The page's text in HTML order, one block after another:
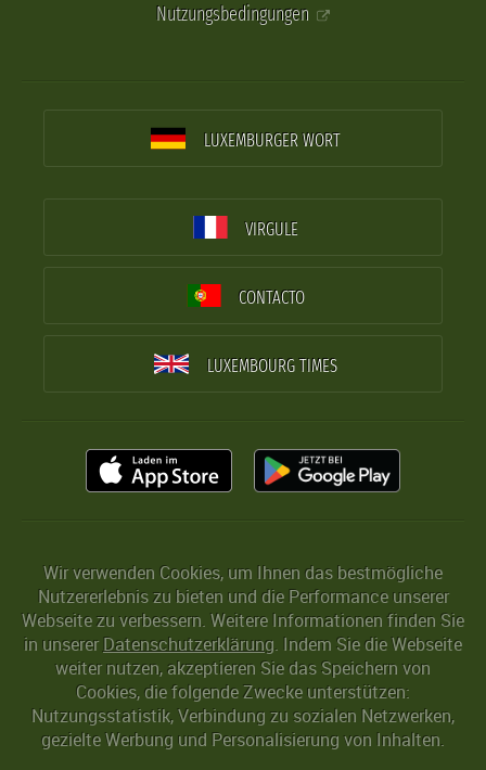
Nutzungsbedingungen
LUXEMBURGER WORT
VIRGULE
CONTACTO
LUXEMBOURG TIMES
Wir verwenden Cookies, um Ihnen das bestmögliche
Nutzererlebnis zu bieten und die Performance unserer
Webseite zu verbessern. Weitere Informationen finden Sie
in unserer Datenschutzerklärung. Indem Sie die Webseite
weiter nutzen, akzeptieren Sie das Speichern von
Cookies, die folgende Zwecke unterstützen:
Nutzungsstatistik, Verbindung zu sozialen Netzwerken,
gezielte Werbung und Personalisierung von Inhalten.